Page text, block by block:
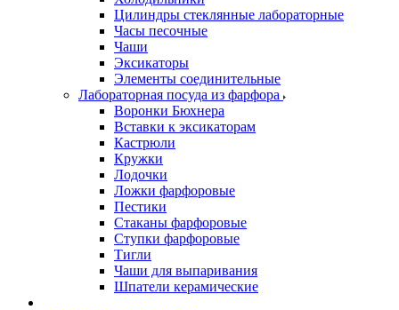
Цилиндры стеклянные лабораторные
Часы песочные
Чаши
Эксикаторы
Элементы соединительные
Лабораторная посуда из фарфора
Воронки Бюхнера
Вставки к эксикаторам
Кастрюли
Кружки
Лодочки
Ложки фарфоровые
Пестики
Стаканы фарфоровые
Ступки фарфоровые
Тигли
Чаши для выпаривания
Шпатели керамические